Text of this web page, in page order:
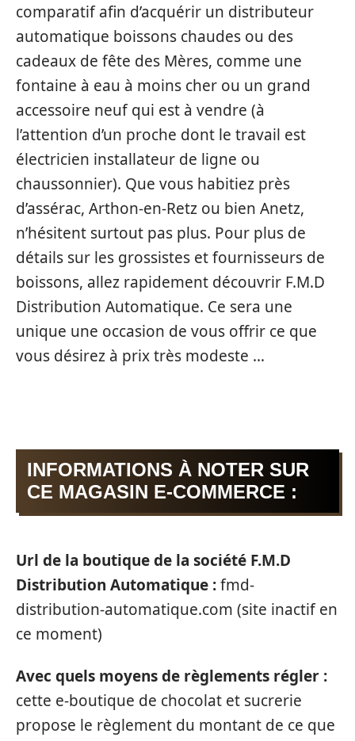
comparatif afin d’acquérir un distributeur
automatique boissons chaudes ou des
cadeaux de fête des Mères, comme une
fontaine à eau à moins cher ou un grand
accessoire neuf qui est à vendre (à
l’attention d’un proche dont le travail est
électricien installateur de ligne ou
chaussonnier). Que vous habitiez près
d’assérac, Arthon-en-Retz ou bien Anetz,
n’hésitent surtout pas plus. Pour plus de
détails sur les grossistes et fournisseurs de
boissons, allez rapidement découvrir F.M.D
Distribution Automatique. Ce sera une
unique une occasion de vous offrir ce que
vous désirez à prix très modeste …
INFORMATIONS À NOTER SUR
CE MAGASIN E-COMMERCE :
Url de la boutique de la société F.M.D
Distribution Automatique :fmd-
distribution-automatique.com (site inactif en
ce moment)
Avec quels moyens de règlements régler :
cette e-boutique de chocolat et sucrerie
propose le règlement du montant de ce que